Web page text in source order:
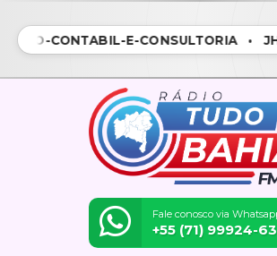
CONTÁBIL-E-CONSULTORIA • JH-
Fale conosco via
+55 (71) 99924-